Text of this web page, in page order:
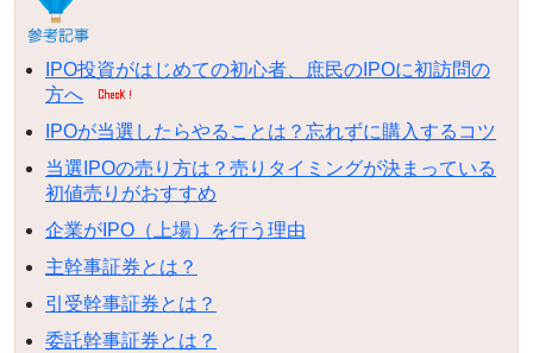
IPO投資がはじめての初心者、庶民のIPOに初訪問の
方へ
IPOが当選したらやることは？忘れずに購入するコツ
当選IPOの売り方は？売りタイミングが決まっている
初値売りがおすすめ
企業がIPO（上場）を行う理由
主幹事証券とは？
引受幹事証券とは？
委託幹事証券とは？